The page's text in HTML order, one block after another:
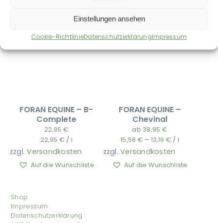
Einstellungen ansehen
Cookie-RichtlinieDatenschutzerklärungImpressum
FORAN EQUINE – B-
Complete
22,95 €
22,95 € / l
zzgl.Versandkosten
Auf die Wunschliste
FORAN EQUINE –
Chevinal
ab 38,95 €
15,58 € – 13,19 € / l
zzgl.Versandkosten
Auf die Wunschliste
Shop
Impressum
Datenschutzerklärung